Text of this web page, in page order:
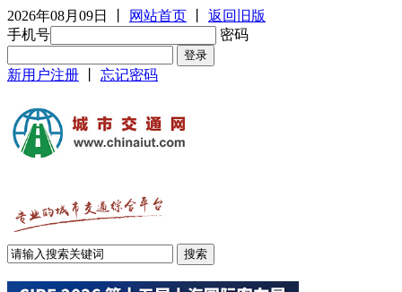
2026年08月09日 网站首页
返回旧版
手机号
密码
新用户注册 忘记密码